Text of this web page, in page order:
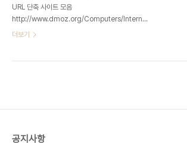
URL 단축 사이트 모음
http://www.dmoz.org/Computers/Internet/
bitlyhttps://bitly.com/ Google url
더보기
공지사항